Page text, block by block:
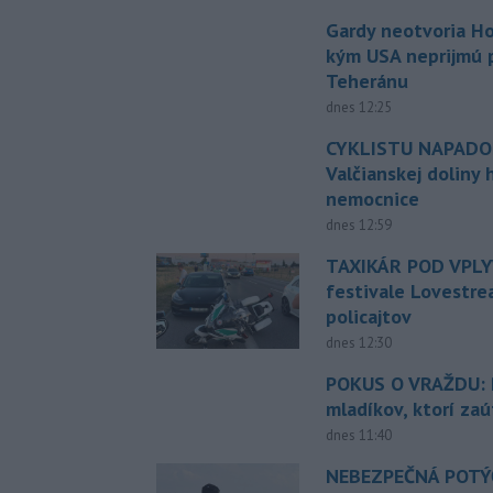
Gardy neotvoria
kým USA neprijmú
Teheránu
dnes 12:25
CYKLISTU
Valčianskej doliny
nemocnice
dnes 12:59
TAXIKÁR POD
festivale
policajtov
dnes 12:30
POKUS O
mladíkov, ktorí
dnes 11:40
NEBEZPEČNÁ